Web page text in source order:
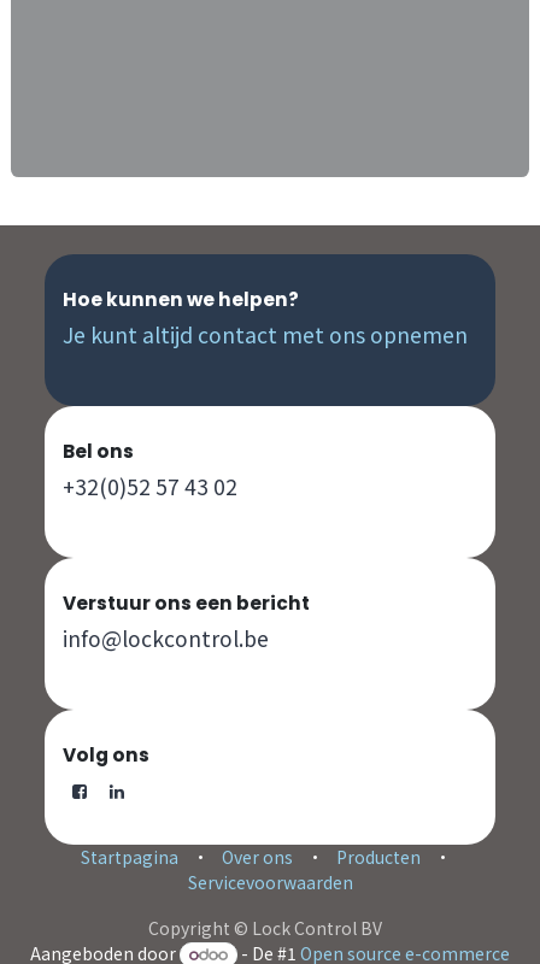
Hoe kunnen we helpen?
Je kunt altijd contact met ons opnemen
Bel ons
+32(0)52 57 43 02
Verstuur ons een bericht
info@lockcontrol.be
Volg ons
Startpagina • Over ons • Producten
•
Servicevoorwaarden
Copyright © Lock Control BV
Aangeboden door
- De #1Open source e-commerce